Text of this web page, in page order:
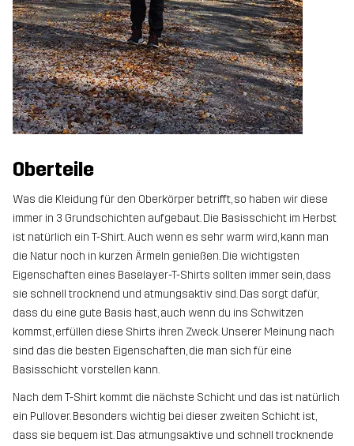
Oberteile
Was die Kleidung für den Oberkörper betrifft, so haben wir diese
immer in 3 Grundschichten aufgebaut. Die Basisschicht im Herbst
ist natürlich ein T-Shirt. Auch wenn es sehr warm wird, kann man
die Natur noch in kurzen Ärmeln genießen. Die wichtigsten
Eigenschaften eines Baselayer-T-Shirts sollten immer sein, dass
sie schnell trocknend und atmungsaktiv sind. Das sorgt dafür,
dass du eine gute Basis hast, auch wenn du ins Schwitzen
kommst, erfüllen diese Shirts ihren Zweck. Unserer Meinung nach
sind das die besten Eigenschaften, die man sich für eine
Basisschicht vorstellen kann.
Nach dem T-Shirt kommt die nächste Schicht und das ist natürlich
ein Pullover. Besonders wichtig bei dieser zweiten Schicht ist,
dass sie bequem ist. Das atmungsaktive und schnell trocknende